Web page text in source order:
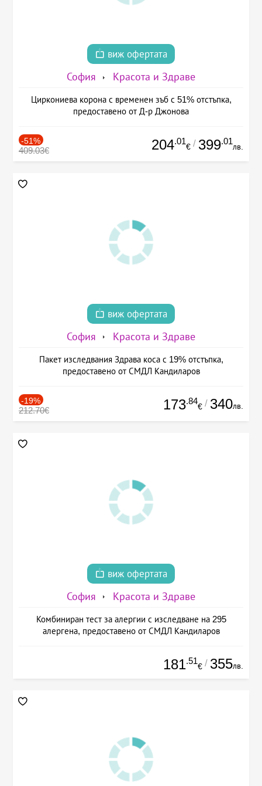
виж офертата
София Красота и Здраве
Циркониева корона с временен зъб с 51% отстъпка,
предоставено от Д-р Джонова
-51%
409.03€ 204.01
€ / 399.01
лв.
виж офертата
София Красота и Здраве
Пакет изследвания Здрава коса с 19% отстъпка,
предоставено от СМДЛ Кандиларов
-19%
212.70€ 173.84
€ / 340лв.
виж офертата
София Красота и Здраве
Комбиниран тест за алергии с изследване на 295
алергена, предоставено от СМДЛ Кандиларов
181.51
€ / 355лв.